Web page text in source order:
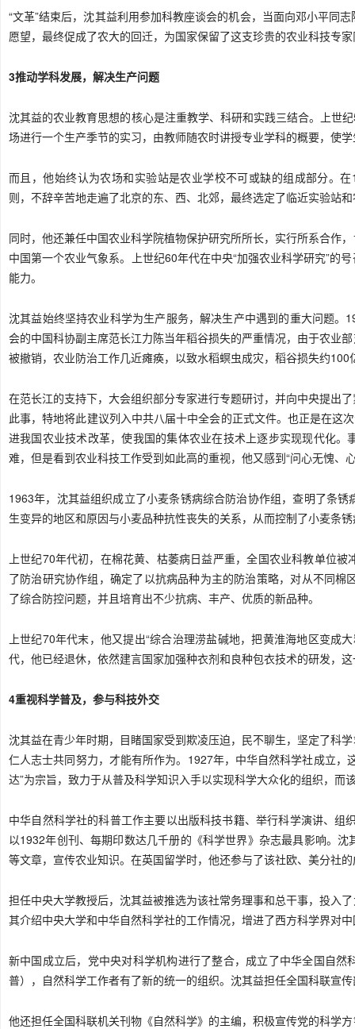
“文革”结束后，沈其益利用参加科教座谈会的机会，当面向邓小平同志
愿望，最终促成了农大的回迁，为国家保留了这支珍贵的农业科技专
3推动学科发展，解决生产问题
沈其益的农业教育思想的核心是注重教学、科研和实践三结合。上世
场进行一个生产季节的实习，由教师随农时讲授专业学科的概要，使
而且，他始终认为农场和实验站是农业学校不可或缺的组成部分。
则，不辞辛苦地走遍了北京的东、西、北郊，最终选定了临近实验站
同时，他还兼任中国农业科学院植物保护研究所所长，实行所系合作
中国第一个农业气象系。上世纪60年代在中央“加强农业科学研究”的
能力。
沈其益始终坚持农业科学为生产服务，解决生产中遇到的重大问题
会的中国科协副主席范长江力陈当年稻谷损失的严重情况，由于农业
被撤销，农业防治工作几近瘫痪，以致水稻螟虫成灾，稻谷损失约100
在范长江的支持下，大会组织部分专家进行专题研讨，并向中央提出
此事，特地将此建议列入中共八届十中全会的正式文件。也正是在这
进我国农业技术改革，使我国的集体农业在技术上逐步实现现代化
难，但是看到农业科技工作受到如此高的重视，他又感到“问心无愧、
1963年，沈其益组织成立了小麦条锈病综合防治协作组，查明了条
生变异的地区和原因与小麦品种抗性丧失的关系，从而控制了小麦条
上世纪70年代初，在棉花黄、枯萎病日益严重，全国农业科教单位被
了防治研究协作组，确定了以抗病品种为主的防治策略，对从不同
了综合防控问题，并且培育出不少抗病、丰产、优质的新品种。
上世纪70年代末，他又提出“综合治理涝盐碱地，把黄淮海地区变成
代，他已经退休，依然建言国家加强种衣剂和良种包衣技术的研发，
4重视科学普及，参与科技外交
沈其益在青少年时期，目睹国家受到欺凌压迫，民不聊生，坚定了科
仁人志士共同努力，才能有所作为。1927年，中华自然科学社成立
达”为宗旨，致力于从普及科学知识入手以实现科学大众化的组织，而
中华自然科学社的科普工作主要以出版科技书籍、举行科学演讲、
以1932年创刊、每期印数达几千册的《科学世界》杂志最具影响。
等文章，宣传农业知识。在英国留学时，他还参与了该社欧、美分社
担任中央大学教授后，沈其益被推选为该社常务理事和总干事，投入
其介绍中央大学和中华自然科学社的工作情况，增进了西方科学界对
新中国成立后，党中央对科学机构进行了整合，成立了中华全国自
普），自然科学工作者有了新的统一的组织。沈其益担任全国科联宣
他还担任全国科联机关刊物《自然科学》的主编，积极宣传党的科学